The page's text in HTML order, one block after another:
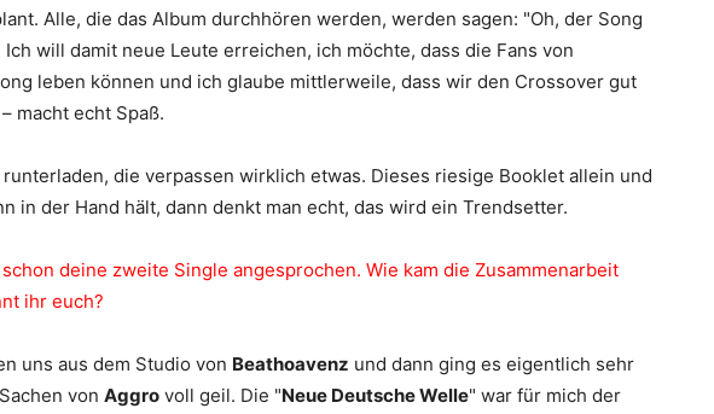
Alle, die das Album durchhören werden, werden sagen: "Oh, der Song
will damit neue Leute erreichen, ich möchte, dass die Fans von
leben können und ich glaube mittlerweile, dass wir den Crossover gut
macht echt Spaß.
die verpassen wirklich etwas. Dieses riesige Booklet allein und
in der Hand hält, dann denkt man echt, das wird ein Trendsetter.
deine zweite Single angesprochen. Wie kam die Zusammenarbeit
ihr euch?
uns aus dem Studio von Beathoavenz und dann ging es eigentlich sehr
von Aggro voll geil. Die "Neue Deutsche Welle" war für mich der